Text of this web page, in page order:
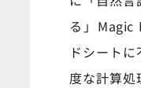
る」Magic
ドシート
度な計算処